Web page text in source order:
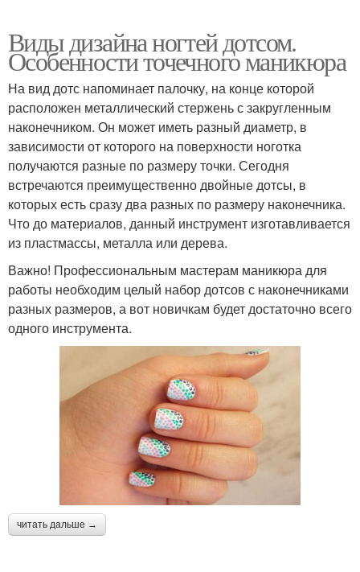
Виды дизайна ногтей дотсом.
Особенности точечного маникюра
На вид дотс напоминает палочку, на конце которой
расположен металлический стержень с закругленным
наконечником. Он может иметь разный диаметр, в
зависимости от которого на поверхности ноготка
получаются разные по размеру точки. Сегодня
встречаются преимущественно двойные дотсы, в
которых есть сразу два разных по размеру наконечника.
Что до материалов, данный инструмент изготавливается
из пластмассы, металла или дерева.
Важно! Профессиональным мастерам маникюра для
работы необходим целый набор дотсов с наконечниками
разных размеров, а вот новичкам будет достаточно всего
одного инструмента.
читать дальше →